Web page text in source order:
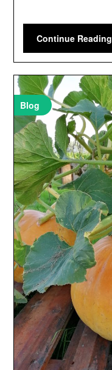
Continue Reading
Blog